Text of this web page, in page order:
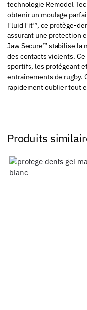
technologie Remodel
obtenir un moulage
Fluid Fit™, ce protège-
assurant une protection
Jaw Secure™ stabilise la
des contacts violents.
sportifs, les protégeant
entraînements de rugby.
rapidement oublier tout
Produits